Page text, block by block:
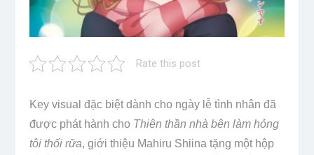
Rate this post
Key visual đặc biệt dành cho ngày lễ tình nhân đã
được phát hành cho Thiên thần nhà bên làm hỏng
tôi thối rữa, giới thiệu Mahiru Shiina tặng một hộp